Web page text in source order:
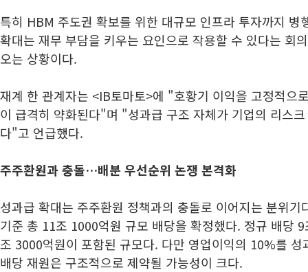
특히 HBM 주도권 확보를 위한 대규모 인프라 투자까지 병
확대는 재무 부담을 키우는 요인으로 작용할 수 있다는 회
오는 상황이다.
재계 한 관계자는 <IB토마토>에 "호황기 이익을 고정적으
이 급격히 약화된다"며 "성과급 구조 자체가 기업의 리스
다"고 언급했다.
주주환원과 충돌…배분 우선순위 논쟁 본격화
성과급 확대는 주주환원 정책과의 충돌로 이어지는 분위기
기준 총 11조 1000억원 규모 배당을 확정했다. 정규 배당
조 3000억원이 포함된 규모다. 다만 영업이익의 10%를 성
배당 재원은 구조적으로 제약될 가능성이 크다.